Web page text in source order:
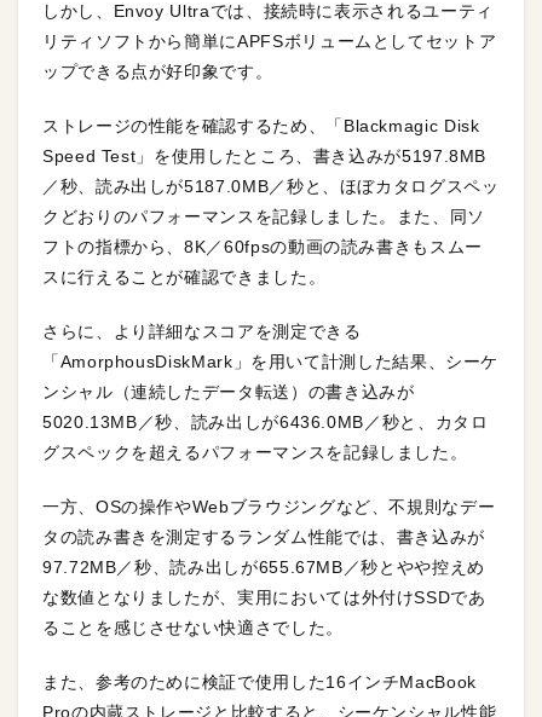
しかし、Envoy Ultraでは、接続時に表示されるユーティ
リティソフトから簡単にAPFSボリュームとしてセットア
ップできる点が好印象です。
ストレージの性能を確認するため、「Blackmagic Disk
Speed Test」を使用したところ、書き込みが5197.8MB
／秒、読み出しが5187.0MB／秒と、ほぼカタログスペッ
クどおりのパフォーマンスを記録しました。また、同ソ
フトの指標から、8K／60fpsの動画の読み書きもスムー
スに行えることが確認できました。
さらに、より詳細なスコアを測定できる
「AmorphousDiskMark」を用いて計測した結果、シーケ
ンシャル（連続したデータ転送）の書き込みが
5020.13MB／秒、読み出しが6436.0MB／秒と、カタロ
グスペックを超えるパフォーマンスを記録しました。
一方、OSの操作やWebブラウジングなど、不規則なデー
タの読み書きを測定するランダム性能では、書き込みが
97.72MB／秒、読み出しが655.67MB／秒とやや控えめ
な数値となりましたが、実用においては外付けSSDであ
ることを感じさせない快適さでした。
また、参考のために検証で使用した16インチMacBook
Proの内蔵ストレージと比較すると、シーケンシャル性能